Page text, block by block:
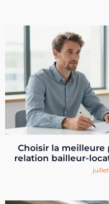
Choisir la meilleure
relation bailleur-